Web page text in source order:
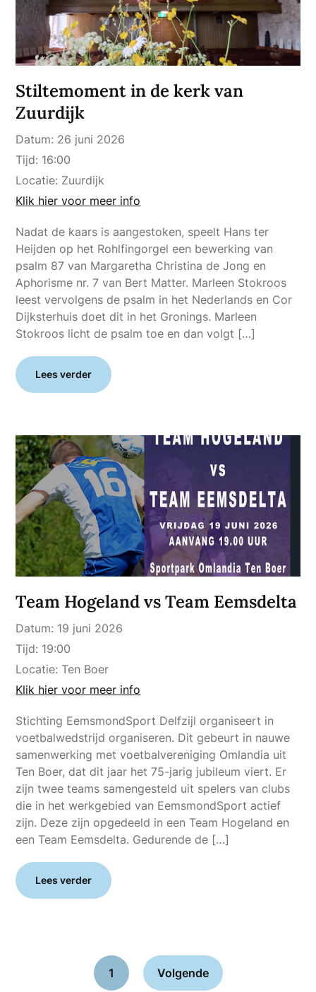
Stiltemoment in de kerk van
Zuurdijk
Datum: 26 juni 2026
Tijd: 16:00
Locatie: Zuurdijk
Klik hier voor meer info
Nadat de kaars is aangestoken, speelt Hans ter
Heijden op het Rohlfingorgel een bewerking van
psalm 87 van Margaretha Christina de Jong en
Aphorisme nr. 7 van Bert Matter. Marleen Stokroos
leest vervolgens de psalm in het Nederlands en Cor
Dijksterhuis doet dit in het Gronings. Marleen
Stokroos licht de psalm toe en dan volgt […]
Lees verder
Team Hogeland vs Team Eemsdelta
Datum: 19 juni 2026
Tijd: 19:00
Locatie: Ten Boer
Klik hier voor meer info
Stichting EemsmondSport Delfzijl organiseert in
voetbalwedstrijd organiseren. Dit gebeurt in nauwe
samenwerking met voetbalvereniging Omlandia uit
Ten Boer, dat dit jaar het 75-jarig jubileum viert. Er
zijn twee teams samengesteld uit spelers van clubs
die in het werkgebied van EemsmondSport actief
zijn. Deze zijn opgedeeld in een Team Hogeland en
een Team Eemsdelta. Gedurende de […]
Lees verder
1 Volgende